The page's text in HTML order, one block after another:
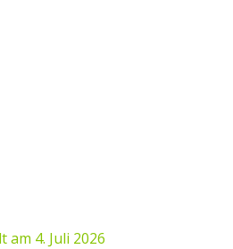
am 4. Juli 2026